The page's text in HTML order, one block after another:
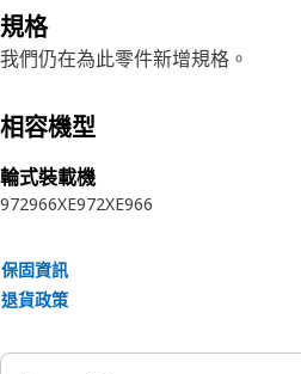
規格
我們仍在為此零件新增規格。
相容機型
輪式裝載機
972966XE972XE966
保固資訊
退貨政策